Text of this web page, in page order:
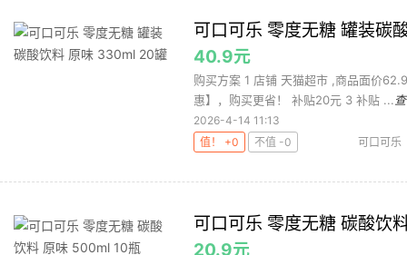
可口可乐 零度无糖 罐装碳
40.9元
购买方案 1 店铺 天猫超市 ,商品面价
惠】，购买更省！ 补贴20元 3 补贴 ...
2026-4-14 11:13
值！ +0
不值 -0 可口可乐
可口可乐 零度无糖 碳酸饮
20.9元